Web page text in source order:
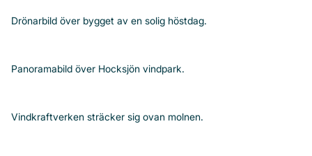
Drönarbild över bygget av en solig höstdag.
Panoramabild över Hocksjön vindpark.
Vindkraftverken sträcker sig ovan molnen.